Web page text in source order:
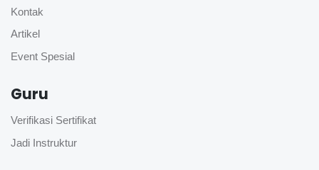
Kontak
Artikel
Event Spesial
Guru
Verifikasi Sertifikat
Jadi Instruktur